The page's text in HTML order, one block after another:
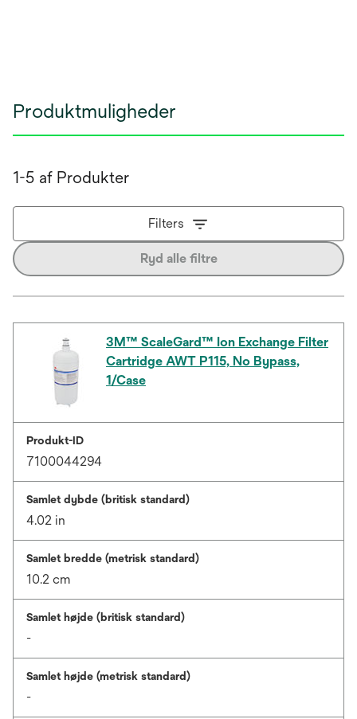
Produktmuligheder
1-5 af Produkter
Filters
Ryd alle filtre
3M™ ScaleGard™ Ion Exchange Filter
Cartridge AWT P115, No Bypass,
1/Case
Produkt-ID
7100044294
Samlet dybde (britisk standard)
4.02 in
Samlet bredde (metrisk standard)
10.2 cm
Samlet højde (britisk standard)
-
Samlet højde (metrisk standard)
-